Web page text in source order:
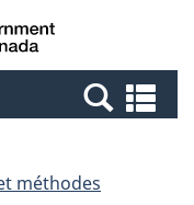
Canada
et
méthodes